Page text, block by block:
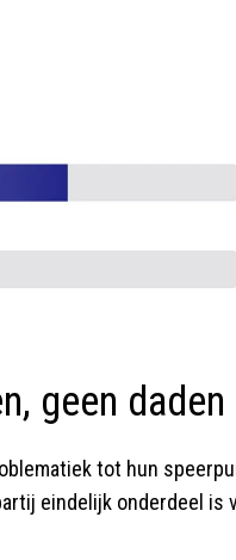
geen daden
tot hun
eindelijk onderdeel is